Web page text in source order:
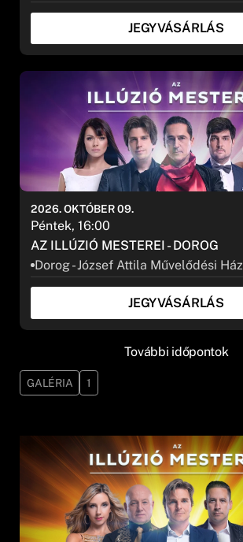
JEGYVÁSÁRLÁS
AZ ILLÚZIÓ MESTEREI - DOROG
Dorog - József Attila Művelődési Ház
2026. OKTÓBER 09.
Péntek, 16:00
JEGYVÁSÁRLÁS
További időpontok
GALÉRIA 1